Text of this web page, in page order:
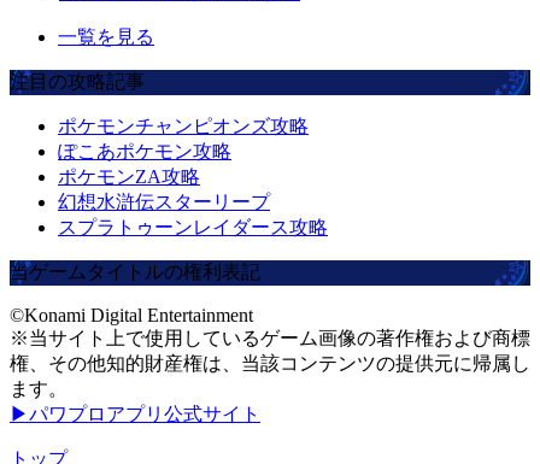
一覧を見る
注目の攻略記事
ポケモンチャンピオンズ攻略
ぽこあポケモン攻略
ポケモンZA攻略
幻想水滸伝スターリープ
スプラトゥーンレイダース攻略
当ゲームタイトルの権利表記
©Konami Digital Entertainment
※当サイト上で使用しているゲーム画像の著作権および商標
権、その他知的財産権は、当該コンテンツの提供元に帰属し
ます。
▶パワプロアプリ公式サイト
トップ